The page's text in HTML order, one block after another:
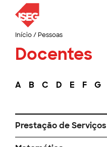
Início/ Pessoas
Docentes
A B C D E F G
Prestação de Serviços